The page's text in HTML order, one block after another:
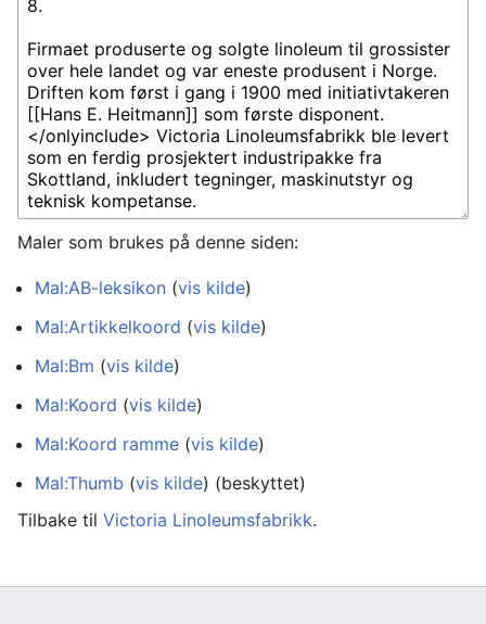
Maler som brukes på denne siden:
Mal:AB-leksikon (vis kilde)
Mal:Artikkelkoord (vis kilde)
Mal:Bm (vis kilde)
Mal:Koord (vis kilde)
Mal:Koord ramme (vis kilde)
Mal:Thumb (vis kilde) (beskyttet)
Tilbake til Victoria Linoleumsfabrikk.